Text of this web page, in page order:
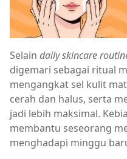
Selain daily skincare
digemari sebagai ritual
mengangkat sel kulit
cerah dan halus, serta
jadi lebih maksimal.
membantu seseorang
menghadapi minggu